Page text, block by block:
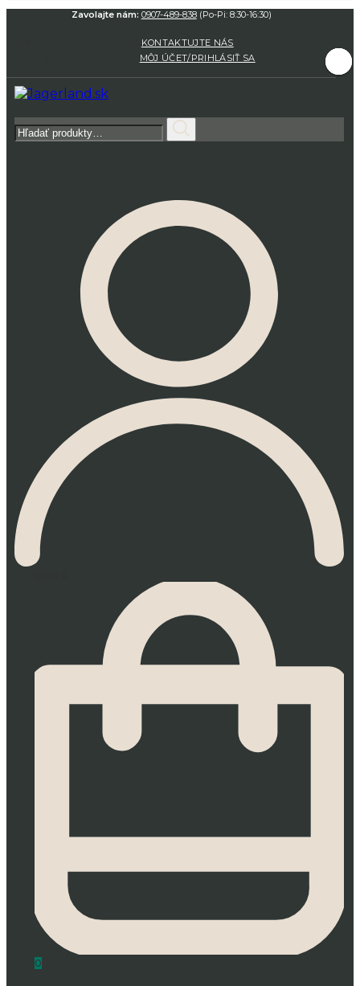
Zavolajte nám: 0907-489-838(Po-Pi: 8:30-16:30)
KONTAKTUJTE NÁS
MÔJ ÚČET/PRIHLÁSIŤ SA
Hľadať:
0